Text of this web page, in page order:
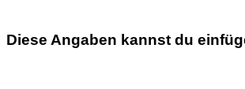
Diese Angaben kannst du